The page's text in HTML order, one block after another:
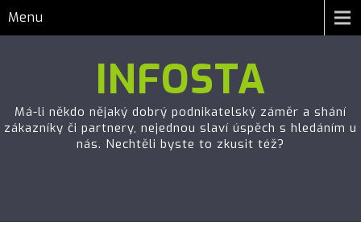
Menu
INFOSTA
Má-li někdo nějaký dobrý podnikatelský záměr a shání
zákazníky či partnery, nejednou slaví úspěch s hledáním u
nás. Nechtěli byste to zkusit též?